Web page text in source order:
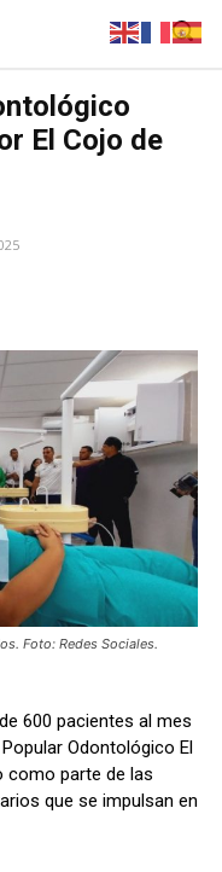
El Cojo de
Foto: Redes Sociales.
600 pacientes al mes
Odontológico El
como parte de las
que se impulsan en